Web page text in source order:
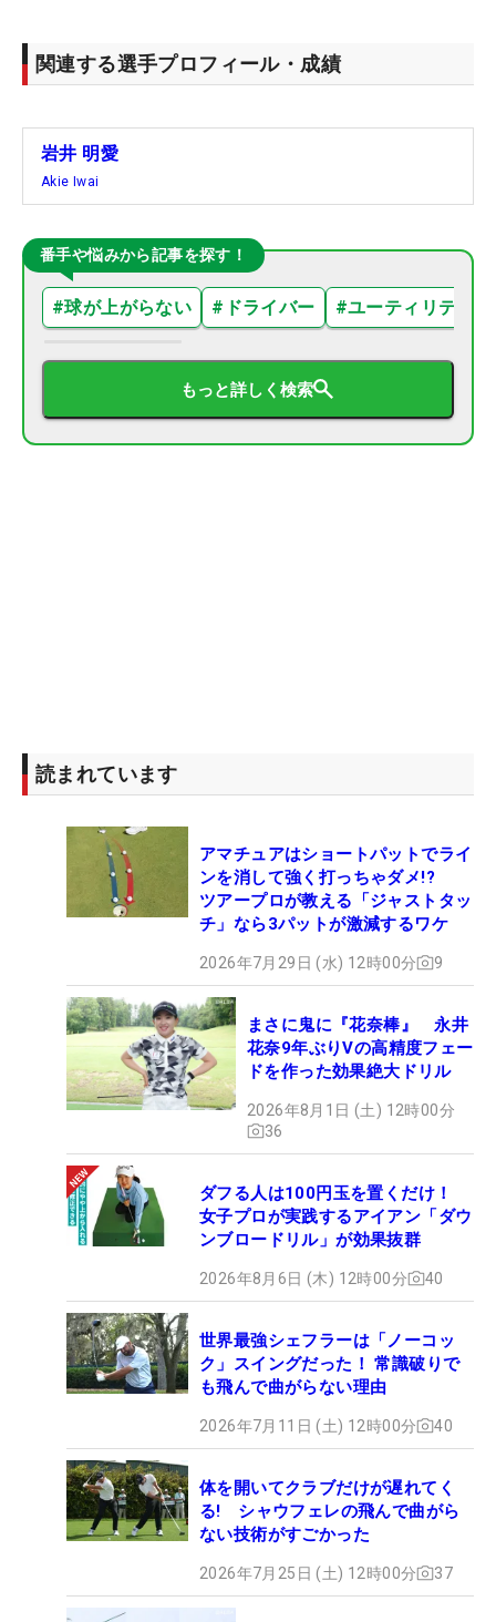
関連する選手プロフィール・成績
岩井 明愛
Akie Iwai
番手や悩みから記事を探す！
#球が上がらない # ドライバー #ユーティリティ
もっと詳しく検索
読まれています
アマチュアはショートパットでライ
ンを消して強く打っちゃダメ!?
ツアープロが教える「ジャストタッ
チ」なら3パットが激減するワケ
2026年7月29日 (水) 12時00分 9
まさに鬼に『花奈棒』 永井
花奈9年ぶりVの高精度フェー
ドを作った効果絶大ドリル
2026年8月1日 (土) 12時00分
36
ダフる人は100円玉を置くだけ！
女子プロが実践するアイアン「ダウ
ンブロードリル」が効果抜群
2026年8月6日 (木) 12時00分 40
世界最強シェフラーは「ノーコッ
ク」スイングだった！ 常識破りで
も飛んで曲がらない理由
2026年7月11日 (土) 12時00分 40
体を開いてクラブだけが遅れてく
る! シャウフェレの飛んで曲がら
ない技術がすごかった
2026年7月25日 (土) 12時00分 37